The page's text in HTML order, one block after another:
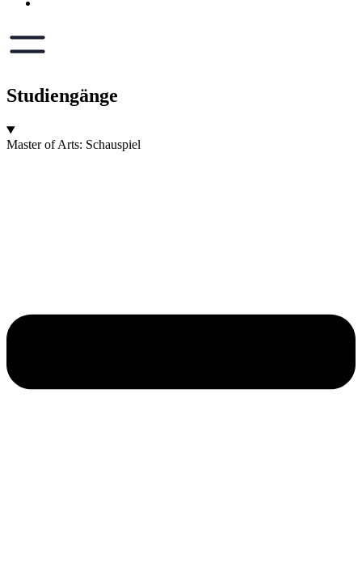
Studiengänge
Master of Arts: Schauspiel